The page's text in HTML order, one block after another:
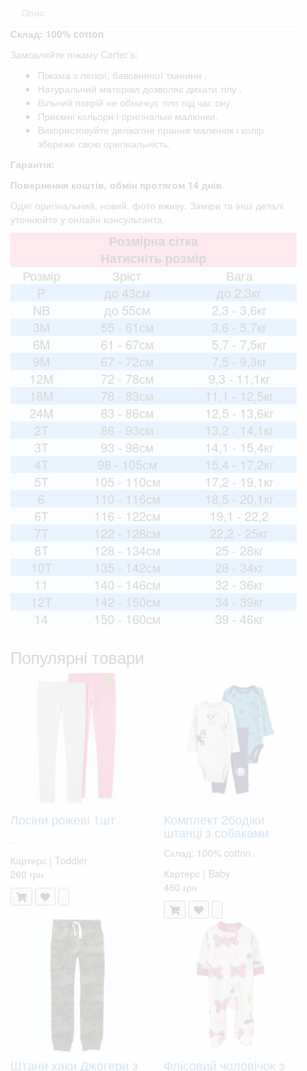
Опис
Склад: 100% cotton
Замовляйте піжаму Carter’s:
Піжама з легкої, бавовняної тканини .
Натуральний матеріал дозволяє дихати тілу .
Вільний покрій не обмежує тіло під час сну.
Приємні кольори і оригінальні малюнки.
Використовуйте делікатне прання малюнок і колір
збереже свою оригінальність.
Гарантія:
Повернення коштів, обмін протягом 14 днів
Одяг оригінальний, новий, фото вживу. Заміри та інші деталі
уточнюйте у онлайн консультанта.
Розмірна сітка
Натисніть розмір
Розмір
Зріст
Вага
P
до 43см
до 2,3кг
NB
до 55см
2,3 - 3,6кг
3M
55 - 61см
3,6 - 5,7кг
6M
61 - 67см
5,7 - 7,5кг
9M
67 - 72см
7,5 - 9,3кг
12M
72 - 78см
9,3 - 11,1кг
18M
78 - 83см
11,1 - 12,5кг
24M
83 - 86см
12,5 - 13,6кг
2T
86 - 93см
13,2 - 14,1кг
3T
93 - 98см
14,1 - 15,4кг
4T
98 - 105см
15,4 - 17,2кг
5T
105 - 110см
17,2 - 19,1кг
6
110 - 116см
18,5 - 20,1кг
6T
116 - 122см
19,1 - 22,2
7T
122 - 128см
22,2 - 25кг
8T
128 - 134см
25 - 28кг
10T
135 - 142см
28 - 34кг
11
140 - 146см
32 - 36кг
12T
142 - 150см
34 - 39кг
14
150 - 160см 39 - 46кг
Популярні товари
Лосіни рожеві 1шт
Картерс | Toddler
260 грн
Комплект 2бодіки
штанці з собаками
Склад: 100% cotton ..
Картерс | Baby
460 грн
Штани хаки Джогери з Флісовий чоловічок з